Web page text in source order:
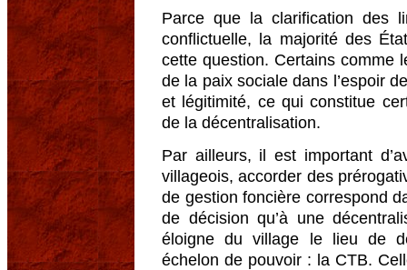
Parce que la clarification des
conflictuelle, la majorité des
cette question. Certains comme
de la paix sociale dans l’espoir
et légitimité, ce qui constitue
de la décentralisation.
Par ailleurs, il est important
villageois, accorder des
de gestion foncière correspond
de décision qu’à une
éloigne du village le lieu de
échelon de pouvoir : la CTB.